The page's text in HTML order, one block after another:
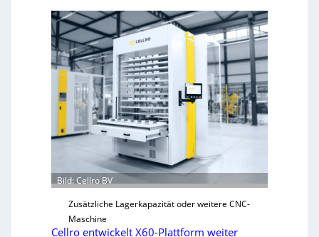
c
h
n
i
c
h
e
r
Ü
b
r
Bild: Cellro BV
Zusätzliche Lagerkapazität oder weitere CNC-
Maschine
Cellro entwickelt X60-Plattform weiter